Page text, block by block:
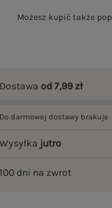
Możesz kupić także
Dostawaod 7,99 zł
Do darmowej dostawy brakuje
Wysyłka jutro
100 dni na zwrot